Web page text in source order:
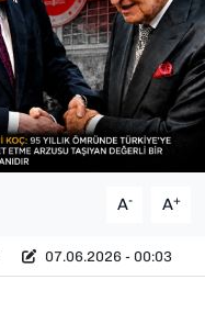
A- A+
07.06.2026 - 00:03